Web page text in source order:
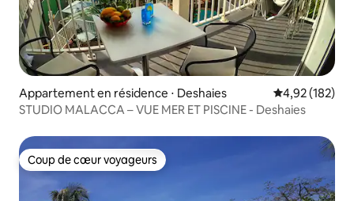
Appartement en résidence ⋅ Deshaies Évaluation
4,92 (182)
STUDIO MALACCA – VUE MER ET PISCINE - Deshaies
Coup de cœur voyageurs
Coup de cœur voyageurs